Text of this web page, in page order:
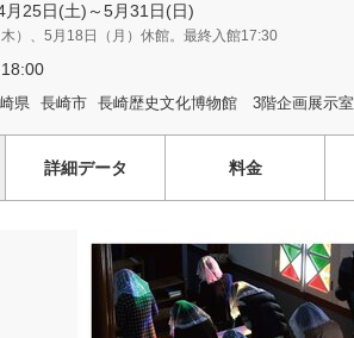
月25日(土)～5月31日(日)
）、5月18日（月）休館。最終入館17:30
県 長崎市 長崎歴史文化博物館 3階企画展示室
詳細データ 料金